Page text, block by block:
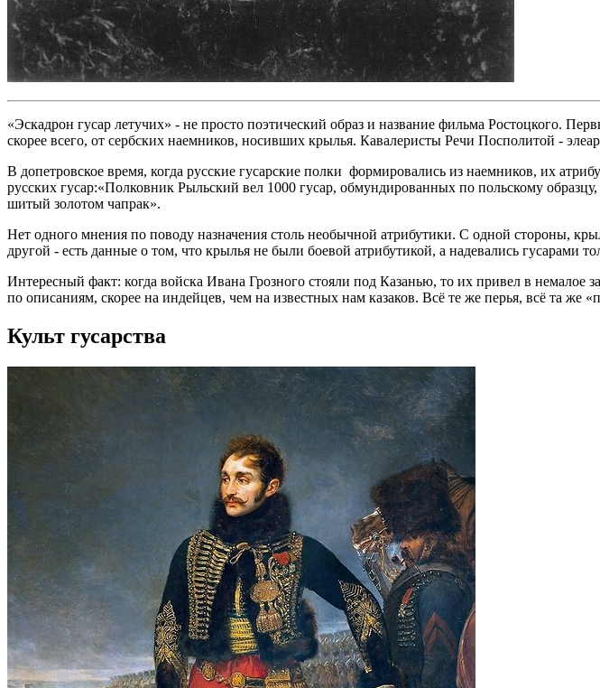
«Эскадрон гусар летучих» - не просто поэтический образ и название фильма Ростоцкого.
скорее всего, от сербских наемников, носивших крылья. Кавалеристы Речи Посполитой -
В допетровское время, когда русские гусарские полки формировались из наемников, их
русских гусар:«Полковник Рыльский вел 1000 гусар, обмундированных по польскому
шитый золотом чапрак».
Нет одного мнения по поводу назначения столь необычной атрибутики. С одной стороны,
другой - есть данные о том, что крылья не были боевой атрибутикой, а надевались гусарами
Интересный факт: когда войска Ивана Грозного стояли под Казанью, то их привел в
по описаниям, скорее на индейцев, чем на известных нам казаков. Всё те же перья, всё та же
Культ гусарства